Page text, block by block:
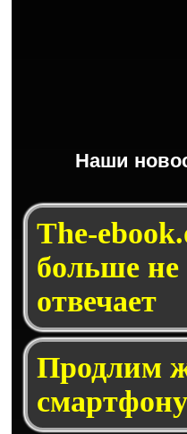
Наши
The-
больше не
отвечает
Продлим
смартфону